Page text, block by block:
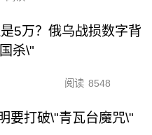
5万？俄乌战损数字背
杀\"
阅读 8548
要打破\"青瓦台魔咒\"